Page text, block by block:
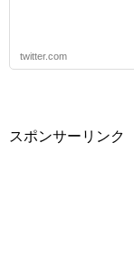
twitter.com
スポンサーリンク